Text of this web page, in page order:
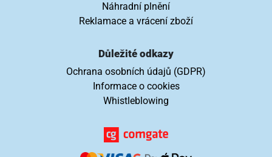
Náhradní plnění
Reklamace a vrácení zboží
Důležité odkazy
Ochrana osobních údajů (GDPR)
Informace o cookies
Whistleblowing